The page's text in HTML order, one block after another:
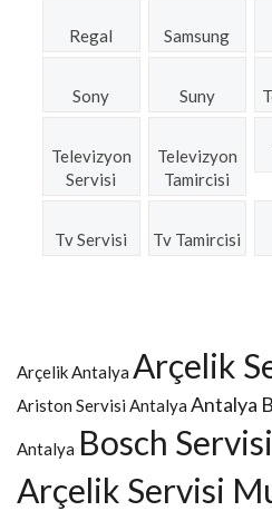
Regal Samsung
Sony Suny
Televizyon
Servisi
Televizyon
Tamircisi
Tv Servisi Tv Tamircisi
Arçelik Antalya Arçelik
Ariston Servisi Antalya Antalya
Antalya Bosch
Arçelik Servisi